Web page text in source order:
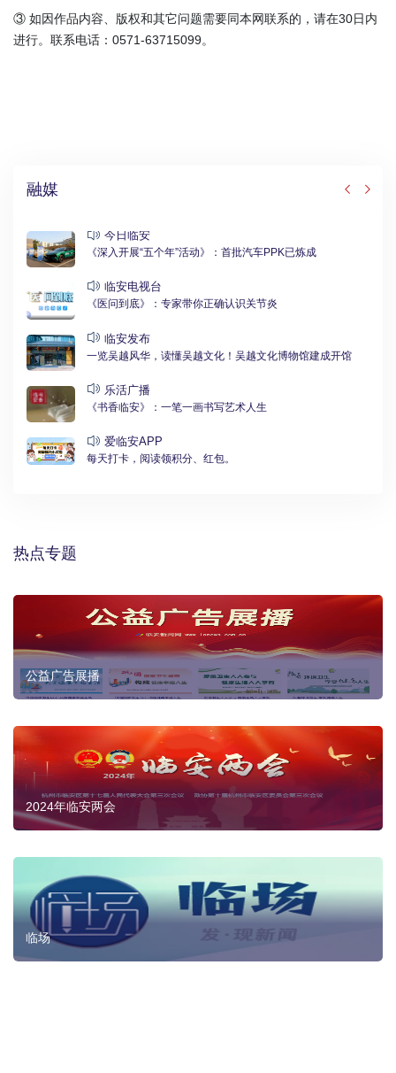
③ 如因作品内容、版权和其它问题需要同本网联系的，请在30日内
进行。联系电话：0571-63715099。
融媒
今日临安
《深入开展“五个年”活动》：首批汽车PPK已炼成
临安电视台
《医问到底》：专家带你正确认识关节炎
临安发布
一览吴越风华，读懂吴越文化！吴越文化博物馆建成开馆
乐活广播
《书香临安》：一笔一画书写艺术人生
爱临安APP
每天打卡，阅读领积分、红包。
热点专题
公益广告展播
2024年临安两会
临场